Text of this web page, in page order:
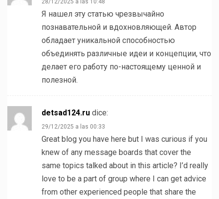
28/12/2025 a las 10:48
Я нашел эту статью чрезвычайно
познавательной и вдохновляющей. Автор
обладает уникальной способностью
объединять различные идеи и концепции, что
делает его работу по-настоящему ценной и
полезной.
detsad124.ru dice:
29/12/2025 a las 00:33
Great blog you have here but I was curious if you
knew of any message boards that cover the
same topics talked about in this article? I’d really
love to be a part of group where I can get advice
from other experienced people that share the